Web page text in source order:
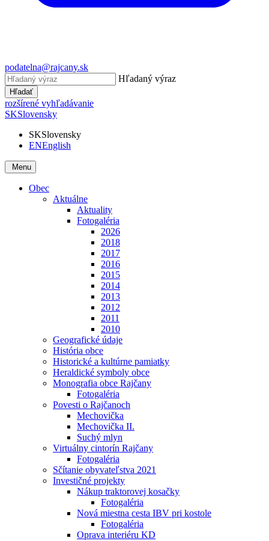
podatelna@rajcany.sk
Hľadaný výraz
Hľadať
rozšírené vyhľadávanie
SKSlovensky
SKSlovensky
ENEnglish
Menu
Obec
Aktuálne
Aktuality
Fotogaléria
2026
2018
2017
2016
2015
2014
2013
2012
2011
2010
Geografické údaje
História obce
Historické a kultúrne pamiatky
Heraldické symboly obce
Monografia obce Rajčany
Fotogaléria
Povesti o Rajčanoch
Mechovička
Mechovička II.
Suchý mlyn
Virtuálny cintorín Rajčany
Fotogaléria
Sčítanie obyvateľstva 2021
Investičné projekty
Nákup traktorovej kosačky
Fotogaléria
Nová miestna cesta IBV pri kostole
Fotogaléria
Oprava interiéru KD